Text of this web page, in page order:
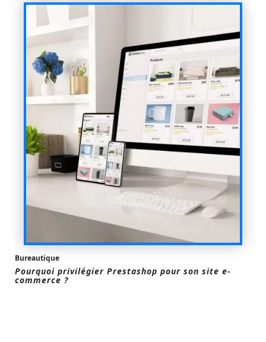
Bureautique
Pourquoi privilégier Prestashop pour son site e-
commerce ?